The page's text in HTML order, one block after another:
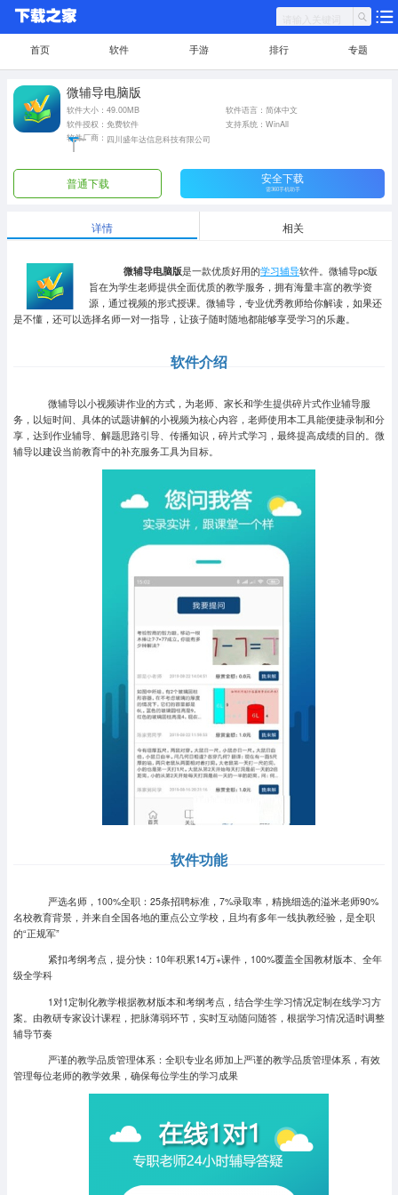
首页 软件 手游 排行 专题
微辅导电脑版
软件大小：49.00MB
软件语言：简体中文
软件授权：免费软件
支持系统：WinAll
软件厂商： 四川盛年达信息科技有限公司
普通下载 安全下载
需360手机助手
详情 相关
微辅导电脑版是一款优质好用的学习辅导软件。微辅导pc版
旨在为学生老师提供全面优质的教学服务，拥有海量丰富的教学资
源，通过视频的形式授课。微辅导，专业优秀教师给你解读，如果还
是不懂，还可以选择名师一对一指导，让孩子随时随地都能够享受学习的乐趣。
软件介绍
微辅导以小视频讲作业的方式，为老师、家长和学生提供碎片式作业辅导服
务，以短时间、具体的试题讲解的小视频为核心内容，老师使用本工具能便捷录制和分
享，达到作业辅导、解题思路引导、传播知识，碎片式学习，最终提高成绩的目的。微
辅导以建设当前教育中的补充服务工具为目标。
软件功能
严选名师，100%全职：25条招聘标准，7%录取率，精挑细选的溢米老师90%
名校教育背景，并来自全国各地的重点公立学校，且均有多年一线执教经验，是全职
的“正规军”
紧扣考纲考点，提分快：10年积累14万+课件，100%覆盖全国教材版本、全年
级全学科
1对1定制化教学根据教材版本和考纲考点，结合学生学习情况定制在线学习方
案。由教研专家设计课程，把脉薄弱环节，实时互动随问随答，根据学习情况适时调整
辅导节奏
严谨的教学品质管理体系：全职专业名师加上严谨的教学品质管理体系，有效
管理每位老师的教学效果，确保每位学生的学习成果